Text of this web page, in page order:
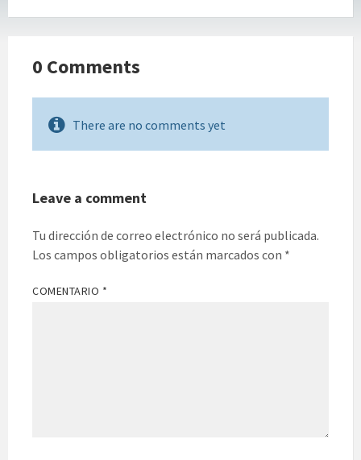
0 Comments
There are no comments yet
Leave a comment
Tu dirección de correo electrónico no será publicada.
Los campos obligatorios están marcados con *
COMENTARIO *